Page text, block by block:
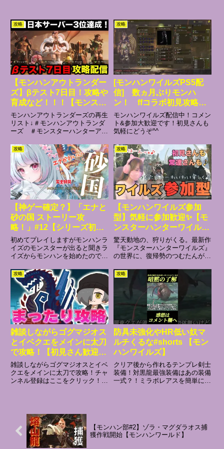
攻略
【モンハンアウトランダー
ズ】βテスト7日目！攻略や
育成など！！！【モンスタ
ーハンターアウトランダー
ズ/MHO】
モンハンアウトランダーズの再生
リスト↓＃モンハンアウトランダ
ーズ ＃モンスターハンターアウ
シップ登録はこちらからお願いし
ます！特典：スタンプ/バッジの
利用、モンハンNOWの情報共有
や雑談、ワイルズ/サンブレイ
ク...
攻略
[モンハンワイルズPS5配
信] 数ヵ月ぶりモンハ
ン！ ffコラボ初見攻略
中！コメント&参加大歓
迎！初見さんも気軽にどう
ぞ^^
モンハンワイルズ配信中！コメン
ト&参加大歓迎です！初見さんも
気軽にどうぞ^^
攻略
【神ゲー確定？】「エナと
砂の国 ストーリー攻
略！」#12【シリーズ初め
てのモンハンストーリーズ
３/運命の双竜】ネタバレ
注意 #mhstories3
初めてプレイしますがモンハンラ
イズのモンスターが出ると聞きラ
イズからモンハンを始めたので楽
方がおられますので進行度以上の
ネタバレはお控えください✨●ゆ
っくり楽しみたいのでアドバイス
は基本無しでお願いいたしま
す。...
攻略
【モンハンワイルズ参加
型】気軽に参加歓迎✨【モ
ンスターハンターワイル
ズ】モンハンライブ配信
驚天動地の、狩りがくる。最新作
『モンスターハンターワイルズ』
の世界に、復帰勢のつむたんが帰
んなでワイワイ楽しめるモンハン
ワイルズ参加型ライブ配信です
✨【ロビーID】
=========9V37M4QQ======.
攻略
雑談しながらゴグマジオス
とイベクエをメインに太刀
で攻略！【初見さん歓迎】
【モンハンワイルズ】
雑談しながらゴグマジオスとイベ
クエをメインに太刀で攻略！チャ
ンネル登録はここをクリック！
～快宴隊メンバーのチャンネル～
シトラス（ポケモン...
攻略
防具未強化やHR低い奴マ
ルチくるな#shorts 【モン
ハンワイルズ】
クリア後から作れるテンプレ剣士
装備！対黒龍最強装備はあの装備
一式？！ミラボレアスを簡単に倒
【モンハン部#2】ゾラ・マグダラオス捕
獲作戦開始【モンハンワールド】